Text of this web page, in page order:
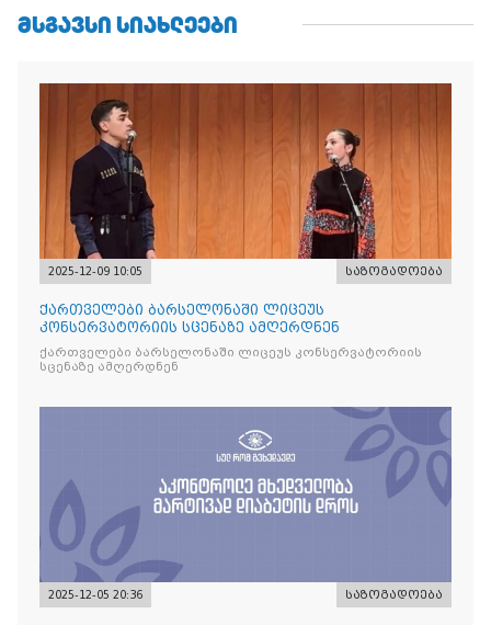
ᲛᲡᲒᲐᲕᲡᲘ ᲡᲘᲐᲮᲚᲔᲔᲑᲘ
2025-12-09 10:05 საზოგადოება
ქართველები ბარსელონაში ლიცეუს
კონსერვატორიის სცენაზე ამღერდნენ
ქართველები ბარსელონაში ლიცეუს კონსერვატორიის
სცენაზე ამღერდნენ
2025-12-05 20:36 საზოგადოება